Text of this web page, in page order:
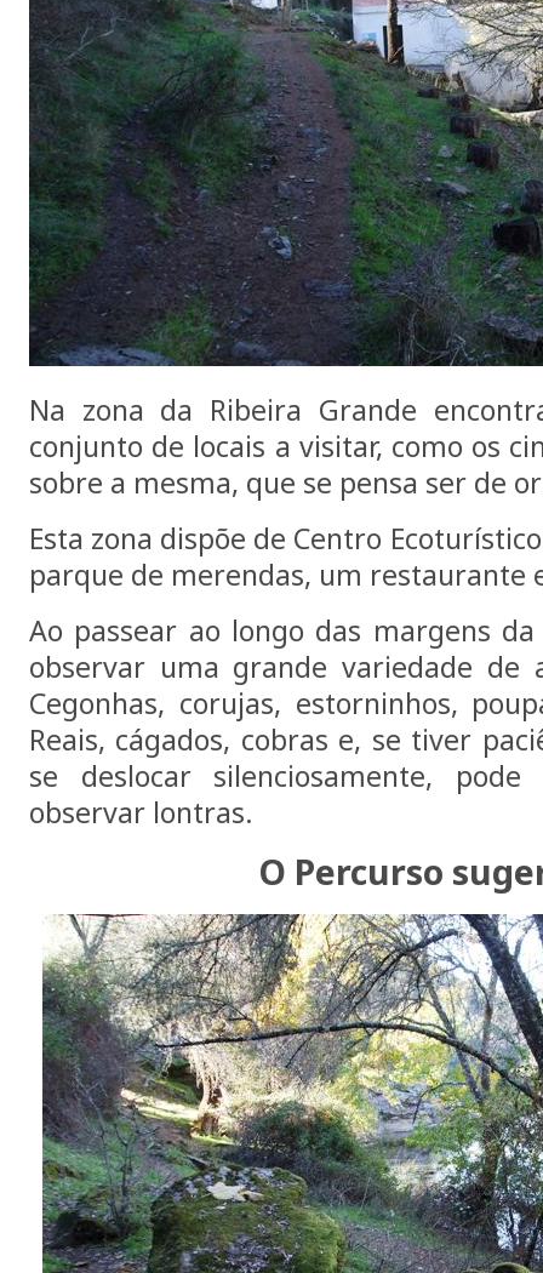
Na zona da Ribeira Grande
conjunto de locais a visitar, como os
sobre a mesma, que se pensa ser de
Esta zona dispõe de Centro
parque de merendas, um restaurante
Ao passear ao longo das margens
observar uma grande variedade de
Cegonhas, corujas, estorninhos,
Reais, cágados, cobras e, se tiver
se deslocar silenciosamente,
observar lontras.
O Percurso